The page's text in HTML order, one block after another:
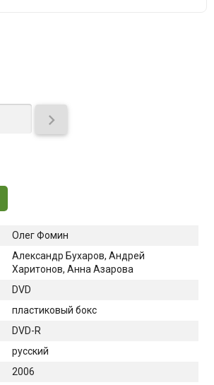

Олег Фомин
Александр Бухаров, Андрей
Харитонов, Анна Азарова
DVD
пластиковый бокс
DVD-R
русский
2006